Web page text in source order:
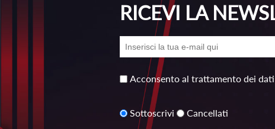
RICEVI LA
Acconsento al trattamento dei
Sottoscrivi Cancellati